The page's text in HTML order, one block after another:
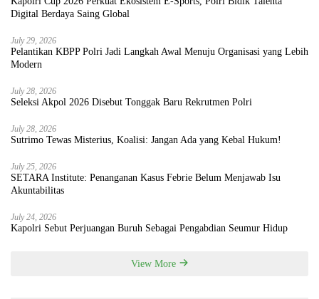
Digital Berdaya Saing Global
July 29, 2026
Pelantikan KBPP Polri Jadi Langkah Awal Menuju Organisasi yang Lebih
Modern
July 28, 2026
Seleksi Akpol 2026 Disebut Tonggak Baru Rekrutmen Polri
July 28, 2026
Sutrimo Tewas Misterius, Koalisi: Jangan Ada yang Kebal Hukum!
July 25, 2026
SETARA Institute: Penanganan Kasus Febrie Belum Menjawab Isu
Akuntabilitas
July 24, 2026
Kapolri Sebut Perjuangan Buruh Sebagai Pengabdian Seumur Hidup
View More